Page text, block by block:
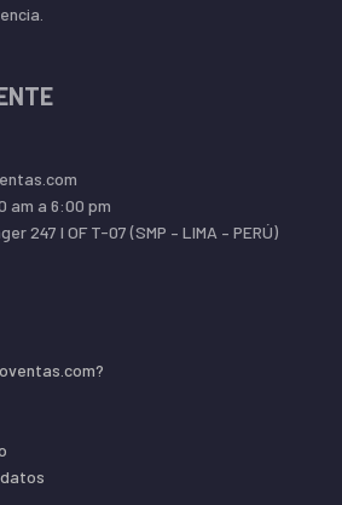
am a 6:00 pm
247 l OF T-07 (SMP – LIMA – PERÚ)